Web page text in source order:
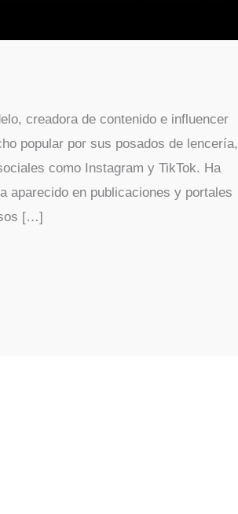
creadora de contenido e influencer
popular por sus posados de lencería,
como Instagram y TikTok. Ha
aparecido en publicaciones y portales
[…]